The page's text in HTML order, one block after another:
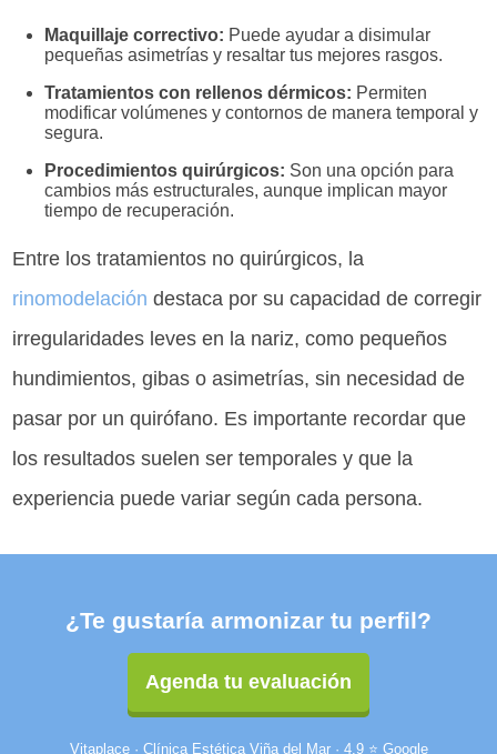
Maquillaje correctivo: Puede ayudar a disimular
pequeñas asimetrías y resaltar tus mejores rasgos.
Tratamientos con rellenos dérmicos: Permiten
modificar volúmenes y contornos de manera temporal y
segura.
Procedimientos quirúrgicos: Son una opción para
cambios más estructurales, aunque implican mayor
tiempo de recuperación.
Entre los tratamientos no quirúrgicos, la
rinomodelación destaca por su capacidad de corregir
irregularidades leves en la nariz, como pequeños
hundimientos, gibas o asimetrías, sin necesidad de
pasar por un quirófano. Es importante recordar que
los resultados suelen ser temporales y que la
experiencia puede variar según cada persona.
¿Te gustaría armonizar tu perfil?
Agenda tu evaluación
Vitaplace · Clínica Estética Viña del Mar · 4.9 ⭐ Google